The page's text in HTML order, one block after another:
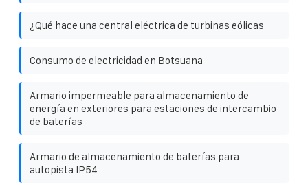
¿Qué hace una central eléctrica de turbinas eólicas
Consumo de electricidad en Botsuana
Armario impermeable para almacenamiento de
energía en exteriores para estaciones de intercambio
de baterías
Armario de almacenamiento de baterías para
autopista IP54